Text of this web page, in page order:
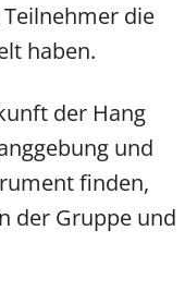
die
haben.
der Hang
und
finden,
der Gruppe und